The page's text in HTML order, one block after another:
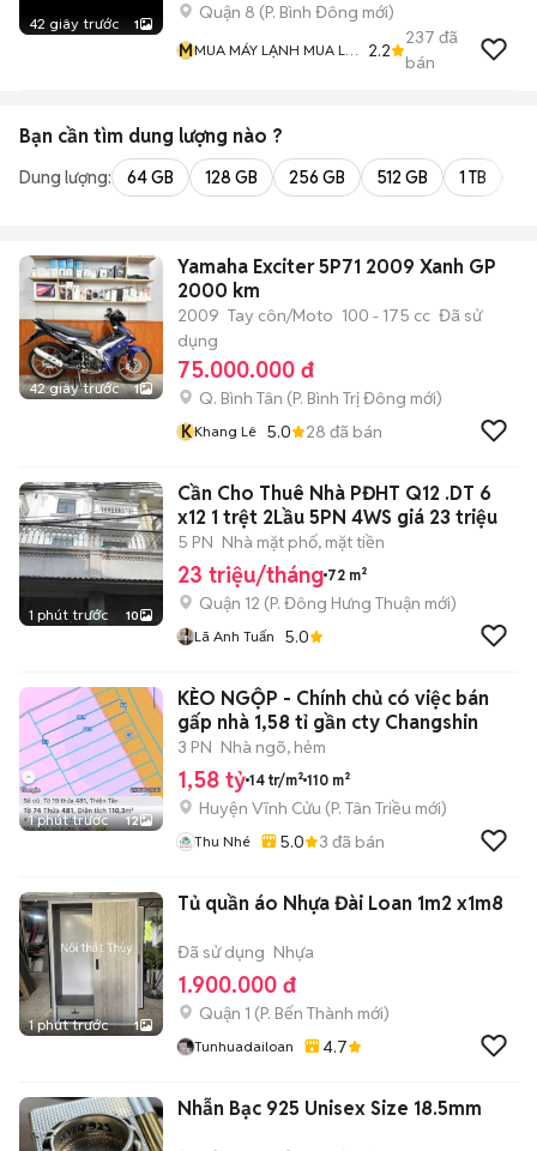
42 giây trước 1
Quận 8 (P. Bình Đông mới)
MMUA MÁY LẠNH MUA LƯ
2.2
237 đã
bán
Bạn cần tìm dung lượng nào ?
Dung lượng: 64 GB 128 GB 256 GB 512 GB 1 TB
42 giây trước 1
Yamaha Exciter 5P71 2009 Xanh GP
2000 km
2009 Tay côn/Moto 100 - 175 cc Đã sử
dụng
75.000.000 đ
Q. Bình Tân (P. Bình Trị Đông mới)
KKhang Lê 5.0 28 đã bán
1 phút trước 10
Cần Cho Thuê Nhà PĐHT Q12 .DT 6
x12 1 trệt 2Lầu 5PN 4WS giá 23 triệu
5 PN Nhà mặt phố, mặt tiền
23 triệu/tháng 72 m²
Quận 12 (P. Đông Hưng Thuận mới)
Lã Anh Tuấn 5.0
1 phút trước 12
KÈO NGỘP - Chính chủ có việc bán
gấp nhà 1,58 tỉ gần cty Changshin
3 PN Nhà ngõ, hẻm
1,58 tỷ 14 tr/m² 110 m²
Huyện Vĩnh Cửu (P. Tân Triều mới)
Thu Nhé 5.0 3 đã bán
1 phút trước 1
Tủ quần áo Nhựa Đài Loan 1m2 x1m8
Đã sử dụng Nhựa
1.900.000 đ
Quận 1 (P. Bến Thành mới)
Tunhuadailoan 4.7
Nhẫn Bạc 925 Unisex Size 18.5mm